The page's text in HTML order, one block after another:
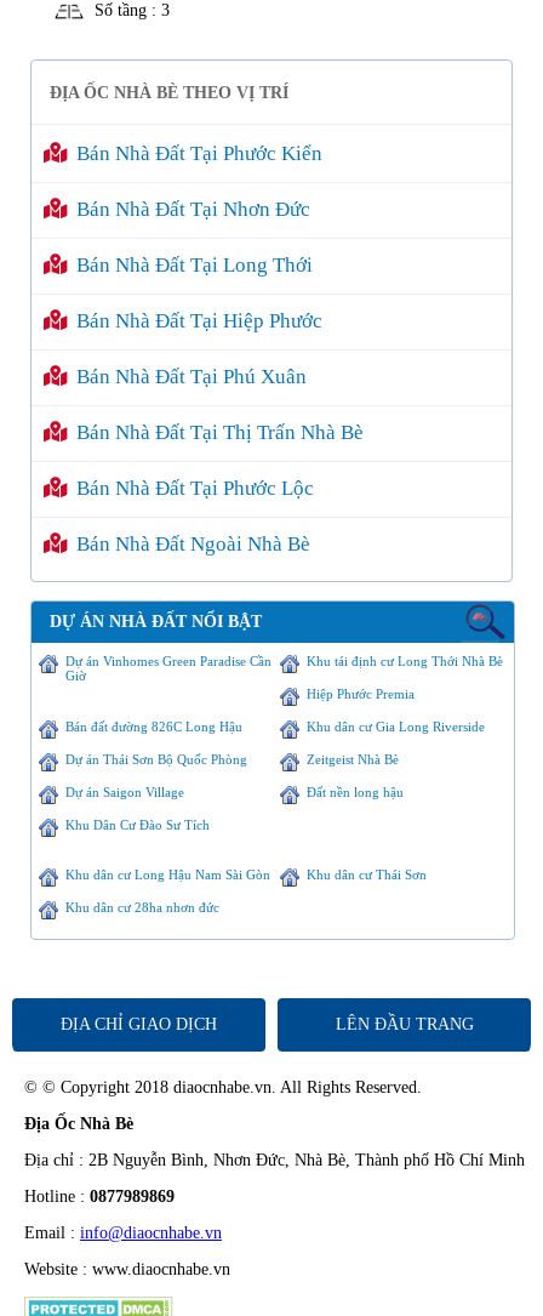
Số tầng : 3
ĐỊA ỐC NHÀ BÈ THEO VỊ TRÍ
Bán Nhà Đất Tại Phước Kiển
Bán Nhà Đất Tại Nhơn Đức
Bán Nhà Đất Tại Long Thới
Bán Nhà Đất Tại Hiệp Phước
Bán Nhà Đất Tại Phú Xuân
Bán Nhà Đất Tại Thị Trấn Nhà Bè
Bán Nhà Đất Tại Phước Lộc
Bán Nhà Đất Ngoài Nhà Bè
DỰ ÁN NHÀ ĐẤT NỔI BẬT
Dự án Vinhomes Green Paradise Cần
Giờ
Khu tái định cư Long Thới Nhà Bè
Hiệp Phước Premia
Bán đất đường 826C Long Hậu Khu dân cư Gia Long Riverside
Dự án Thái Sơn Bộ Quốc Phòng Zeitgeist Nhà Bè
Dự án Saigon Village Đất nền long hậu
Khu Dân Cư Đào Sư Tích
Khu dân cư Long Hậu Nam Sài Gòn Khu dân cư Thái Sơn
Khu dân cư 28ha nhơn đức
ĐỊA CHỈ GIAO DỊCH LÊN ĐẦU TRANG
© © Copyright 2018 diaocnhabe.vn. All Rights Reserved.
Địa Ốc Nhà Bè
Địa chỉ : 2B Nguyễn Bình, Nhơn Đức, Nhà Bè, Thành phố Hồ Chí Minh
Hotline : 0877989869
Email : info@diaocnhabe.vn
Website : www.diaocnhabe.vn